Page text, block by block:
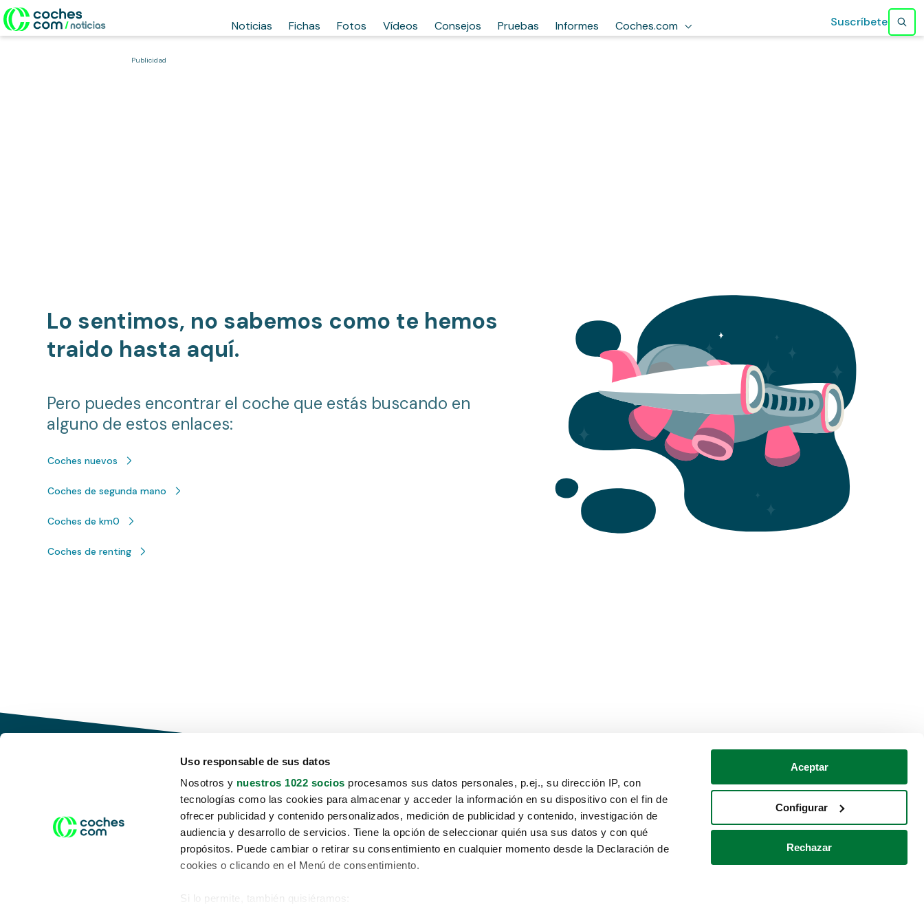
Uso responsable de sus datos
Nosotros y nuestros 1022 socios procesamos sus datos personales, p.ej., su dirección IP, con
tecnologías como las cookies para almacenar y acceder la información en su dispositivo con el fin de
ofrecer publicidad y contenido personalizados, medición de publicidad y contenido, investigación de
audiencia y desarrollo de servicios. Tiene la opción de seleccionar quién usa sus datos y con qué
propósitos. Puede cambiar o retirar su consentimiento en cualquier momento desde la Declaración de
cookies o clicando en el Menú de consentimiento.
Si lo permite, también quisiéramos:
Aceptar
Configurar
Rechazar
Noticias Fichas Fotos Vídeos Consejos Pruebas Informes Coches.com Suscríbete
Publicidad
Lo sentimos, no sabemos como te hemos
traido hasta aquí.
Pero puedes encontrar el coche que estás buscando en
alguno de estos enlaces:
Coches nuevos
Coches de segunda mano
Coches de km0
Coches de renting
Conduce tu futuro,
desata tu movilidad